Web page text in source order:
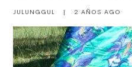
JULUNGGUL | 2 AÑOS AGO